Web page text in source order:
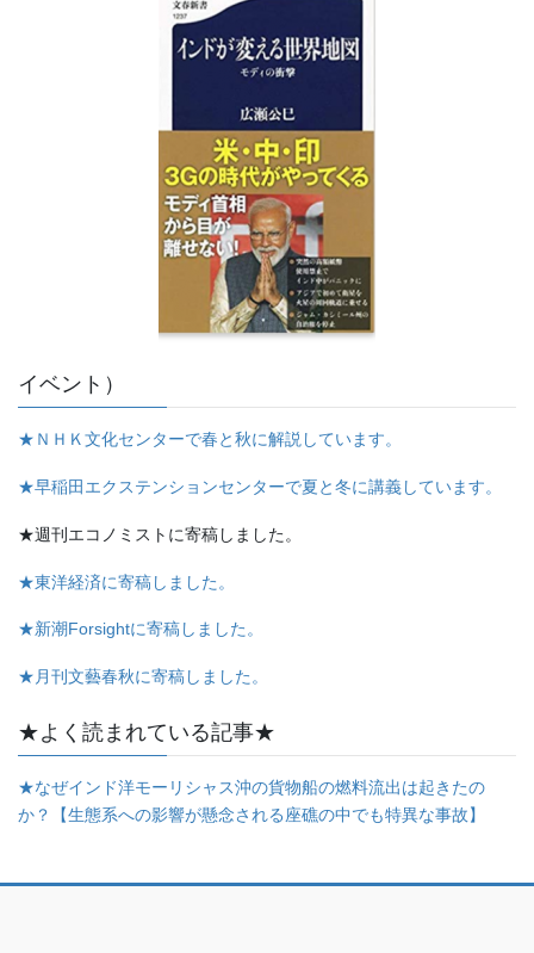
イベント）
★ＮＨＫ文化センターで春と秋に解説しています。
★早稲田エクステンションセンターで夏と冬に講義しています。
★週刊エコノミストに寄稿しました。
★東洋経済に寄稿しました。
★新潮Forsightに寄稿しました。
★月刊文藝春秋に寄稿しました。
★よく読まれている記事★
★なぜインド洋モーリシャス沖の貨物船の燃料流出は起きたの
か？【生態系への影響が懸念される座礁の中でも特異な事故】